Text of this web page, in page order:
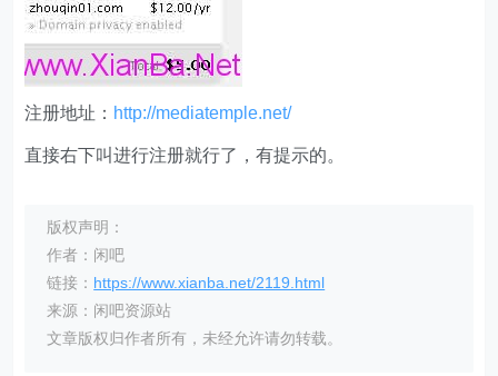
注册地址： http://mediatemple.net/
直接右下叫进行注册就行了，有提示的。
版权声明：
作者：闲吧
链接： https://www.xianba.net/2119.html
来源：闲吧资源站
文章版权归作者所有，未经允许请勿转载。